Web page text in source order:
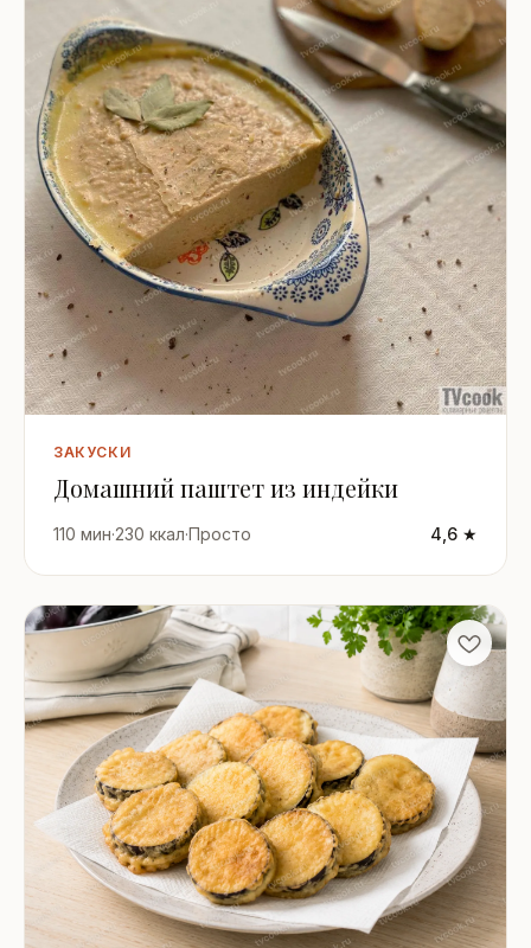
ЗАКУСКИ
Домашний паштет из индейки
110 мин·230 ккал·Просто 4,6 ★